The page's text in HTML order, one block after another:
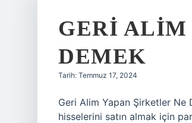
GERI ALIM
DEMEK
Tarih: Temmuz 17, 2024
Geri Alim Yapan Şirketler Ne
hisselerini satın almak için